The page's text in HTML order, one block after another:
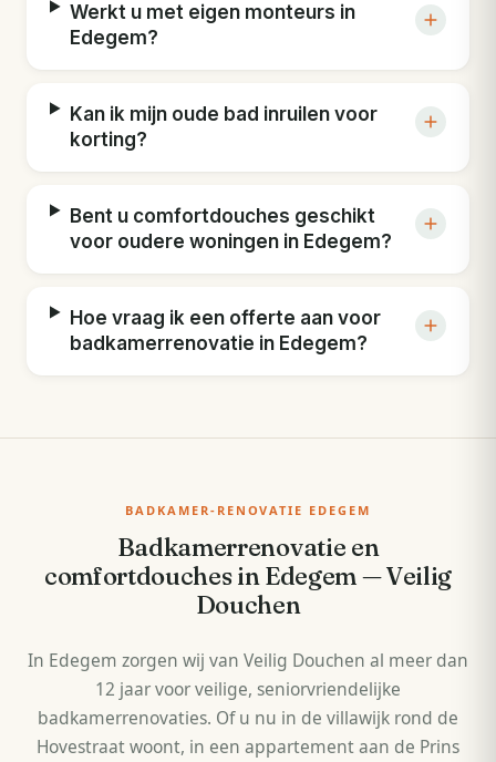
Werkt u met eigen monteurs in
Edegem?
Kan ik mijn oude bad inruilen voor
korting?
Bent u comfortdouches geschikt
voor oudere woningen in Edegem?
Hoe vraag ik een offerte aan voor
badkamerrenovatie in Edegem?
BADKAMER-RENOVATIE EDEGEM
Badkamerrenovatie en
comfortdouches in Edegem — Veilig
Douchen
In Edegem zorgen wij van Veilig Douchen al meer dan
12 jaar voor veilige, seniorvriendelijke
badkamerrenovaties. Of u nu in de villawijk rond de
Hovestraat woont, in een appartement aan de Prins